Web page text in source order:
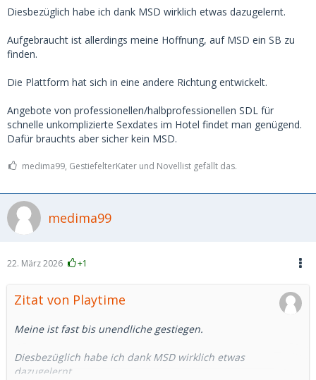
Diesbezüglich habe ich dank MSD wirklich etwas dazugelernt.
Aufgebraucht ist allerdings meine Hoffnung, auf MSD ein SB zu
finden.
Die Plattform hat sich in eine andere Richtung entwickelt.
Angebote von professionellen/halbprofessionellen SDL für
schnelle unkomplizierte Sexdates im Hotel findet man genügend.
Dafür brauchts aber sicher kein MSD.
medima99, GestiefelterKater und Novellist gefällt das.
medima99
22. März 2026 +1
Zitat von Playtime
Meine ist fast bis unendliche gestiegen.
Diesbezüglich habe ich dank MSD wirklich etwas
dazugelernt.